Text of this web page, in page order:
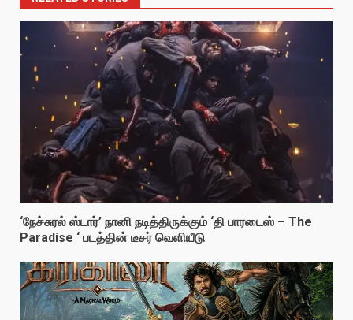
‘நேச்சுரல் ஸ்டார்’ நானி நடித்திருக்கும் ‘தி பாரடைஸ் – The
Paradise ‘ படத்தின் டீசர் வெளியீடு